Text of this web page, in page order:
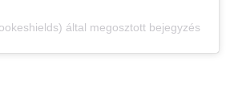
által megosztott bejegyzés